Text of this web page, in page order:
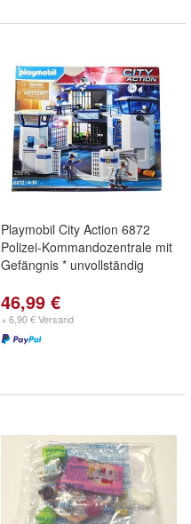
Playmobil City Action 6872
Polizei-Kommandozentrale mit
Gefängnis * unvollständig
46,99 €
+ 6,90 € Versand